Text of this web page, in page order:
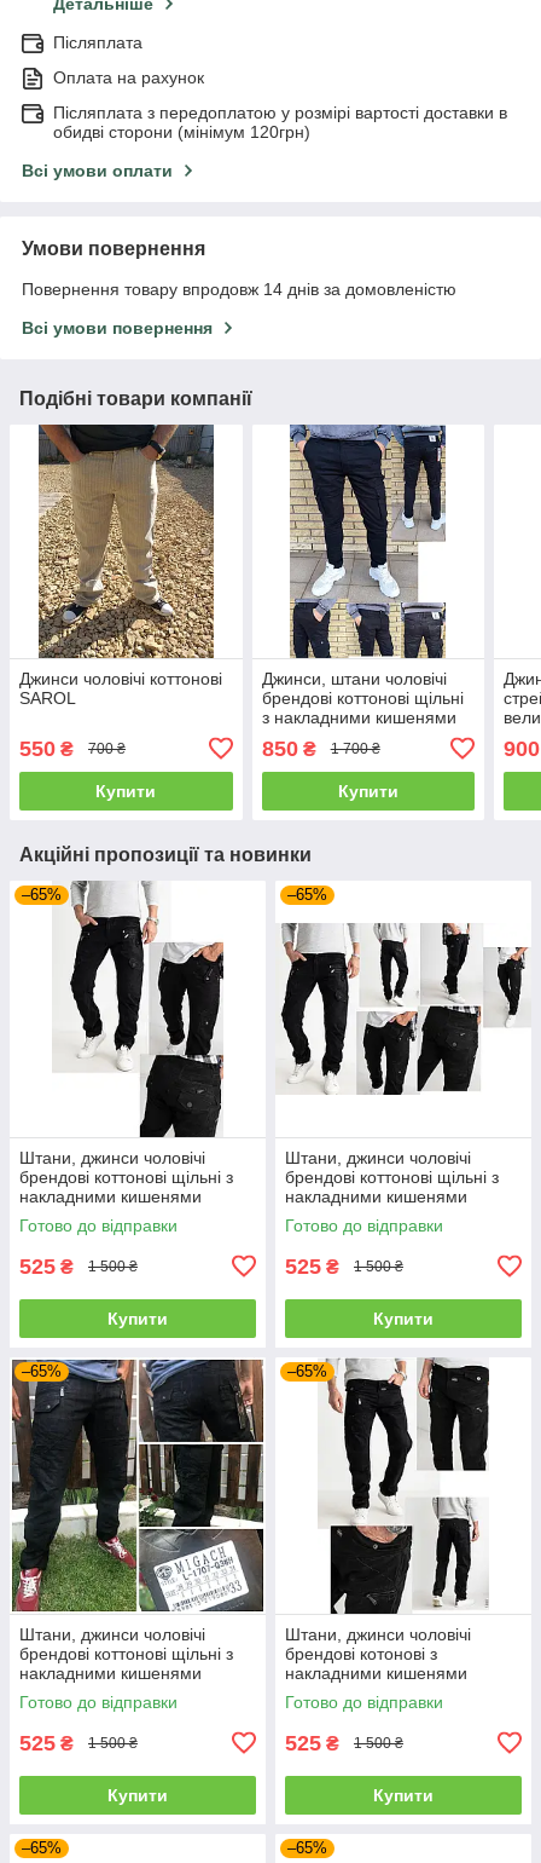
Детальніше
Післяплата
Оплата на рахунок
Післяплата з передоплатою у розмірі вартості доставки в
обидві сторони (мінімум 120грн)
Всі умови оплати
Умови повернення
Повернення товару впродовж 14 днів за домовленістю
Всі умови повернення
Подібні товари компанії
Джинси чоловічі коттонові
SAROL
550 ₴ 700 ₴
Купити
Джинси, штани чоловічі
брендові коттонові щільні
з накладними кишенями
Туреччина
850₴ 1 700 ₴
Купити
900
Акційні пропозиції та новинки
–65%
Штани, джинси чоловічі
брендові коттонові щільні з
накладними кишенями
"карго" MIGACH, Туреччина
Готово до відправки
525 ₴ 1 500 ₴
Купити
–65%
Штани, джинси чоловічі
брендові коттонові щільні з
накладними кишенями
"карго" MIGACH, Туреччина
Готово до відправки
525 ₴ 1 500 ₴
Купити
–65%
Штани, джинси чоловічі
брендові коттонові щільні з
накладними кишенями
"карго" MIGACH, Туреччина
Готово до відправки
525 ₴ 1 500 ₴
Купити
–65%
Штани, джинси чоловічі
брендові котонові з
накладними кишенями
"карго" MIGACH, Туреччина
Готово до відправки
525 ₴ 1 500 ₴
Купити
–65% –65%